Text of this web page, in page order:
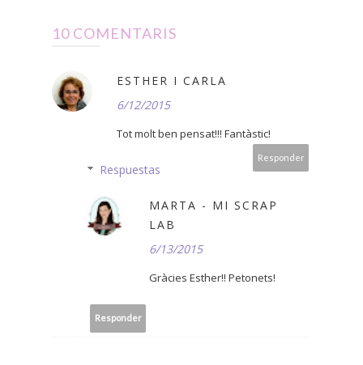
10 COMENTARIS
ESTHER I CARLA
6/12/2015
Tot molt ben pensat!!! Fantàstic!
Responder
Respuestas
MARTA - MI SCRAP
LAB
6/13/2015
Gràcies Esther!! Petonets!
Responder